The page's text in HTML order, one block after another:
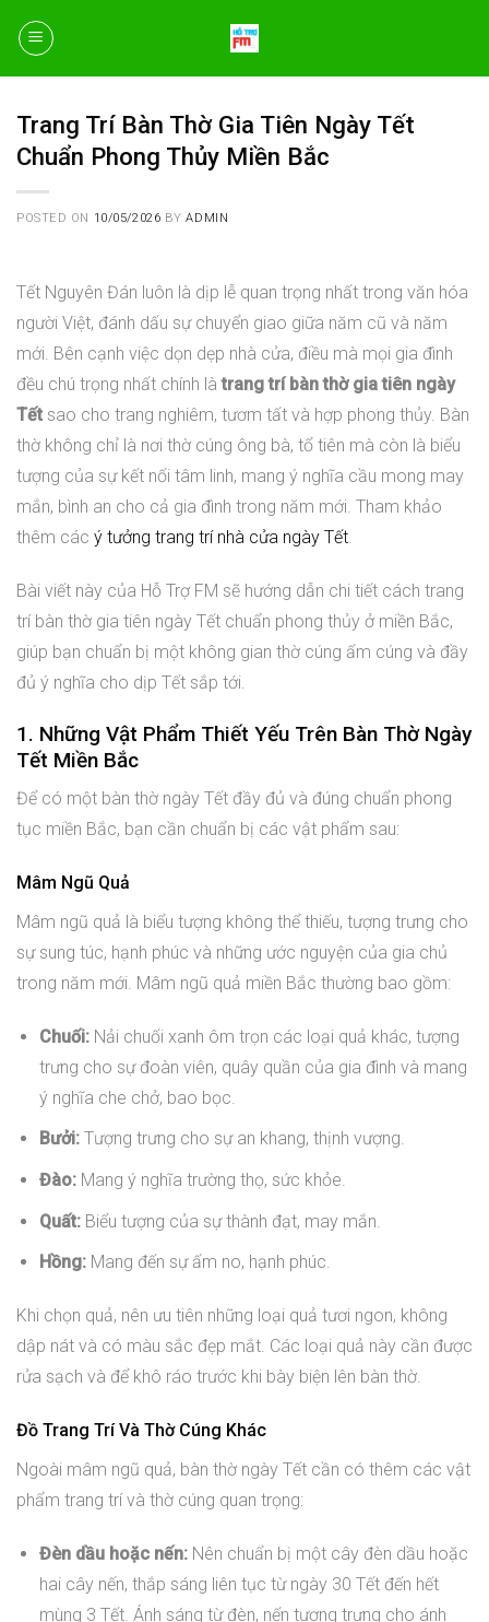
content
Trang Trí Bàn Thờ Gia Tiên Ngày Tết
Chuẩn Phong Thủy Miền Bắc
POSTED ON 10/05/2026 BYADMIN
Tết Nguyên Đán luôn là dịp lễ quan trọng nhất trong văn hóa
người Việt, đánh dấu sự chuyển giao giữa năm cũ và năm
mới. Bên cạnh việc dọn dẹp nhà cửa, điều mà mọi gia đình
đều chú trọng nhất chính làtrang trí bàn thờ gia tiên ngày
Tết sao cho trang nghiêm, tươm tất và hợp phong thủy. Bàn
thờ không chỉ là nơi thờ cúng ông bà, tổ tiên mà còn là biểu
tượng của sự kết nối tâm linh, mang ý nghĩa cầu mong may
mắn, bình an cho cả gia đình trong năm mới. Tham khảo
thêm các ý tưởng trang trí nhà cửa ngày Tết.
Bài viết này của Hỗ Trợ FM sẽ hướng dẫn chi tiết cách trang
trí bàn thờ gia tiên ngày Tết chuẩn phong thủy ở miền Bắc,
giúp bạn chuẩn bị một không gian thờ cúng ấm cúng và đầy
đủ ý nghĩa cho dịp Tết sắp tới.
1. Những Vật Phẩm Thiết Yếu Trên Bàn Thờ Ngày
Tết Miền Bắc
Để có một bàn thờ ngày Tết đầy đủ và đúng chuẩn phong
tục miền Bắc, bạn cần chuẩn bị các vật phẩm sau:
Mâm Ngũ Quả
Mâm ngũ quả là biểu tượng không thể thiếu, tượng trưng cho
sự sung túc, hạnh phúc và những ước nguyện của gia chủ
trong năm mới. Mâm ngũ quả miền Bắc thường bao gồm:
Chuối:Nải chuối xanh ôm trọn các loại quả khác, tượng
trưng cho sự đoàn viên, quây quần của gia đình và mang
ý nghĩa che chở, bao bọc.
Bưởi:Tượng trưng cho sự an khang, thịnh vượng.
Đào:Mang ý nghĩa trường thọ, sức khỏe.
Quất:Biểu tượng của sự thành đạt, may mắn.
Hồng:Mang đến sự ấm no, hạnh phúc.
Khi chọn quả, nên ưu tiên những loại quả tươi ngon, không
dập nát và có màu sắc đẹp mắt. Các loại quả này cần được
rửa sạch và để khô ráo trước khi bày biện lên bàn thờ.
Đồ Trang Trí Và Thờ Cúng Khác
Ngoài mâm ngũ quả, bàn thờ ngày Tết cần có thêm các vật
phẩm trang trí và thờ cúng quan trọng:
Đèn dầu hoặc nến:Nên chuẩn bị một cây đèn dầu hoặc
hai cây nến, thắp sáng liên tục từ ngày 30 Tết đến hết
mùng 3 Tết. Ánh sáng từ đèn, nến tượng trưng cho ánh